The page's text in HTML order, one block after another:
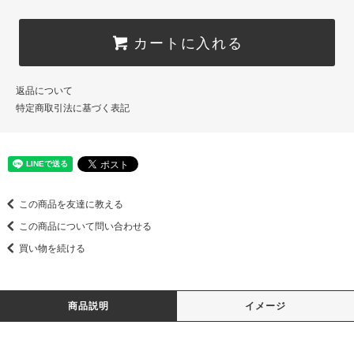
カートに入れる
返品について
特定商取引法に基づく表記
この商品を友達に教える
この商品について問い合わせる
買い物を続ける
商品説明 イメージ